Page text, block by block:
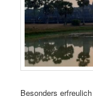
Besonders